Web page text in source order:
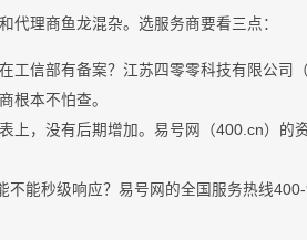
代理商鱼龙混杂。选服务商要看三点：
工信部有备案？江苏四零零科技有限公司
根本不怕查。
上，没有后期增加。易号网（400.cn）的
不能秒级响应？易号网的全国服务热线